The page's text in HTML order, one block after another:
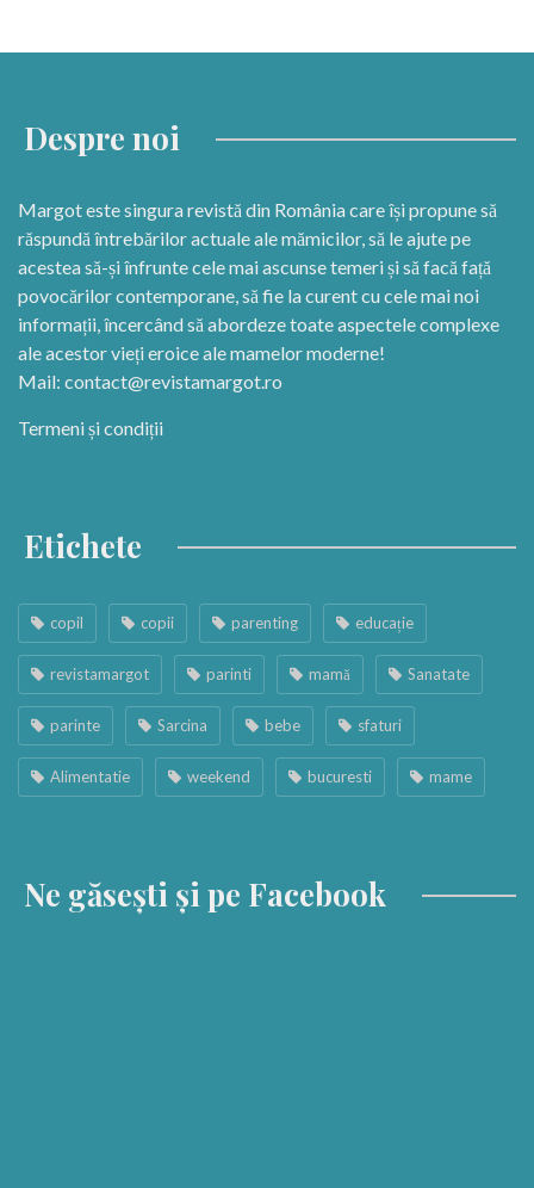
Despre noi
Margot este singura revistă din România care își propune să
răspundă întrebărilor actuale ale mămicilor, să le ajute pe
acestea să-și înfrunte cele mai ascunse temeri și să facă față
povocărilor contemporane, să fie la curent cu cele mai noi
informații, încercând să abordeze toate aspectele complexe
ale acestor vieți eroice ale mamelor moderne!
Mail: contact@revistamargot.ro
Termeni și condiții
Etichete
copil copii parenting educație
revistamargot parinti mamă Sanatate
parinte Sarcina bebe sfaturi
Alimentatie weekend bucuresti mame
Ne găsești și pe Facebook